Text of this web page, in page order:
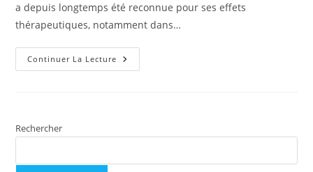
a depuis longtemps été reconnue pour ses effets
thérapeutiques, notamment dans…
Continuer La Lecture Montage
Par
Rechercher